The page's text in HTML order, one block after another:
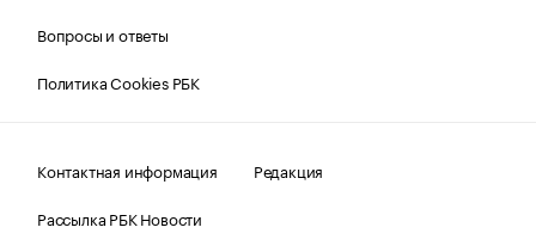
Вопросы и ответы
Политика Cookies РБК
Контактная информация
Редакция
Рассылка РБК Новости